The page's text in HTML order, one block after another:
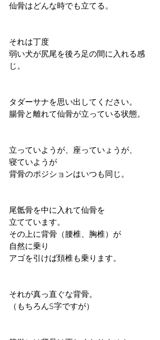
仙骨はどんな時でも立てる。
それは丁度
弱い犬が尻尾を後ろ足の間に入れる感
じ。
タダーサナを思い出してください。
腸骨と離れて仙骨が立っている状態。
立っていようが、座っていょうが、
寝ていようが
背骨のポジションはいつも同じ。
尾骶骨を中に入れて仙骨を
立てています。
その上に背骨（腰椎、胸椎）が
自然に乗り
アゴを引けば頚椎も乗ります。
それが真っ直ぐな背骨。
（もちろんS字ですが）